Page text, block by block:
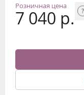
Розничная цена
7 040 р.